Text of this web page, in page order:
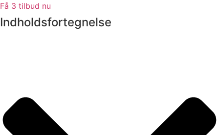
Få 3 tilbud nu
Indholdsfortegnelse